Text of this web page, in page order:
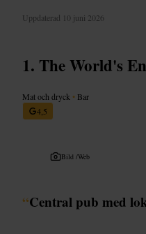
Uppdaterad 10 juni 2026
The World's
Mat och dryck • Bar
4,5
Bild /Web
“Central pub med